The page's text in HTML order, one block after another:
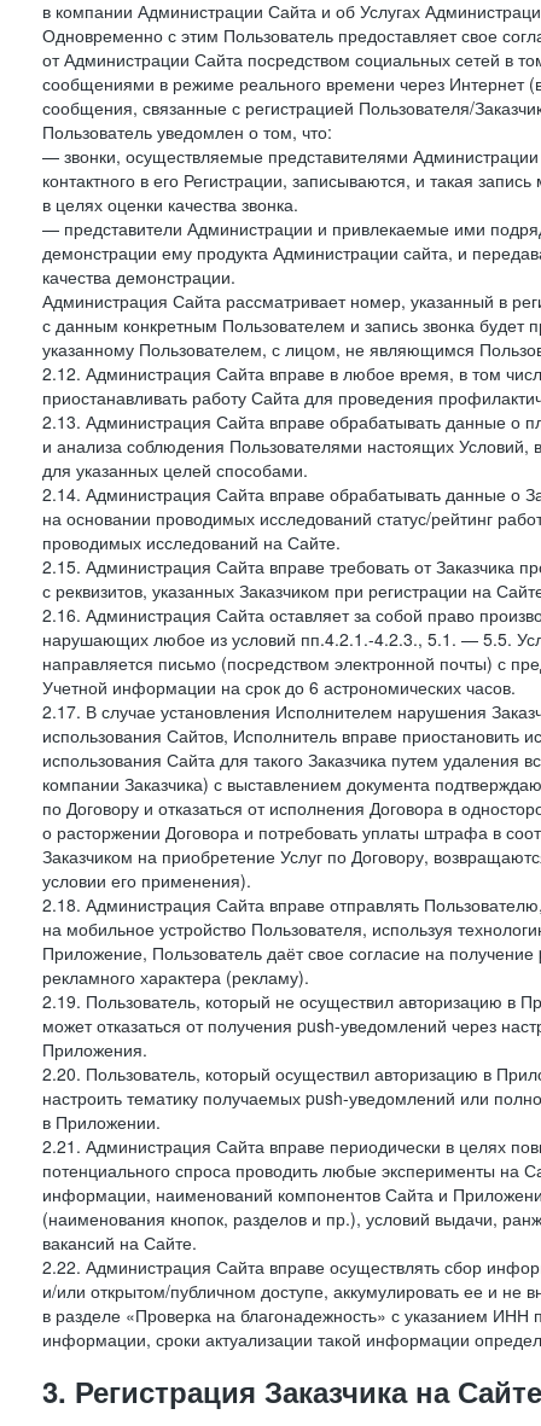
в компании Администрации Сайта и об Услугах
Одновременно с этим Пользователь предоставляет свое
от Администрации Сайта посредством социальных сетей в
сообщениями в режиме реального времени через Интернет
сообщения, связанные с регистрацией Пользователя/
Пользователь уведомлен о том, что:
— звонки, осуществляемые представителями
контактного в его Регистрации, записываются, и такая
в целях оценки качества звонка.
— представители Администрации и привлекаемые ими
демонстрации ему продукта Администрации сайта, и
качества демонстрации.
Администрация Сайта рассматривает номер, указанный в
с данным конкретным Пользователем и запись звонка будет
указанному Пользователем, с лицом, не являющимся
2.12. Администрация Сайта вправе в любое время, в том
приостанавливать работу Сайта для проведения
2.13. Администрация Сайта вправе обрабатывать данные о
и анализа соблюдения Пользователями настоящих
для указанных целей способами.
2.14. Администрация Сайта вправе обрабатывать данные о
на основании проводимых исследований статус/рейтинг
проводимых исследований на Сайте.
2.15. Администрация Сайта вправе требовать от Заказчика
с реквизитов, указанных Заказчиком при регистрации на
2.16. Администрация Сайта оставляет за собой право
нарушающих любое из условий пп.4.2.1.-4.2.3., 5.1. — 5.5.
направляется письмо (посредством электронной почты) с
Учетной информации на срок до 6 астрономических часов.
2.17. В случае установления Исполнителем нарушения
использования Сайтов, Исполнитель вправе приостановить
использования Сайта для такого Заказчика путем
компании Заказчика) с выставлением документа
по Договору и отказаться от исполнения Договора в
о расторжении Договора и потребовать уплаты штрафа в
Заказчиком на приобретение Услуг по Договору,
условии его применения).
2.18. Администрация Сайта вправе отправлять
на мобильное устройство Пользователя, используя
Приложение, Пользователь даёт свое согласие на
рекламного характера (рекламу).
2.19. Пользователь, который не осуществил авторизацию в
может отказаться от получения push-уведомлений через
Приложения.
2.20. Пользователь, который осуществил авторизацию в
настроить тематику получаемых push-уведомлений или
в Приложении.
2.21. Администрация Сайта вправе периодически в целях
потенциального спроса проводить любые эксперименты на
информации, наименований компонентов Сайта и
(наименования кнопок, разделов и пр.), условий выдачи,
вакансий на Сайте.
2.22. Администрация Сайта вправе осуществлять сбор
и/или открытом/публичном доступе, аккумулировать ее и не
в разделе «Проверка на благонадежность» с указанием
информации, сроки актуализации такой информации
3. Регистрация Заказчика на Сайте